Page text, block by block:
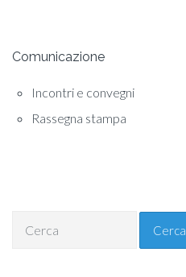
Comunicazione
Incontri e convegni
Rassegna stampa
Cerca